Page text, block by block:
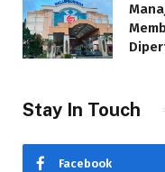
Stay In Touch
Facebook